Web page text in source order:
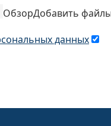
ОбзорДобавить
данных